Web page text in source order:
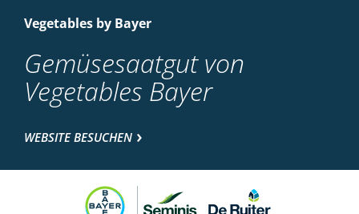
Vegetables by Bayer
Gemüsesaatgut von
Vegetables Bayer
WEBSITE BESUCHEN